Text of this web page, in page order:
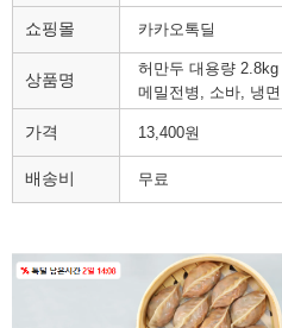
쇼핑몰 카카오톡딜
상품명
허만두 대용량
메밀전병, 소바, 냉
가격 13,400원
배송비 무료